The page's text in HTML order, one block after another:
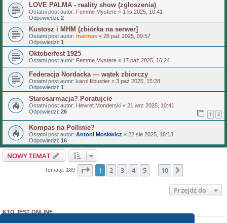
LOVE PALMA - reality show (zgłoszenia)
Ostatni post autor: Femme Mystere « 1 lis 2025, 10:41
Odpowiedzi: 2
Kustosz i MHM (zbiórka na serwer]
Ostatni post autor: matmax « 28 paź 2025, 09:57
Odpowiedzi: 1
Oktoberfest 1925
Ostatni post autor: Femme Mystere « 17 paź 2025, 16:24
Federacja Nordacka — wątek zbiorczy
Ostatni post autor: karol flibustier « 3 paź 2025, 15:28
Odpowiedzi: 1
Starosarmacja? Poratujcie
Ostatni post autor: Hewret Monderski « 21 wrz 2025, 10:41
Odpowiedzi: 26 1 2
Kompas na Pollinie?
Ostatni post autor: Antoni Moskwicz « 22 sie 2025, 16:13
Odpowiedzi: 16
NOWY TEMAT
Tematy: 189 Strona1 z10
1 2 3 4 5 10
Przejdź do
KTO JEST ONLINE